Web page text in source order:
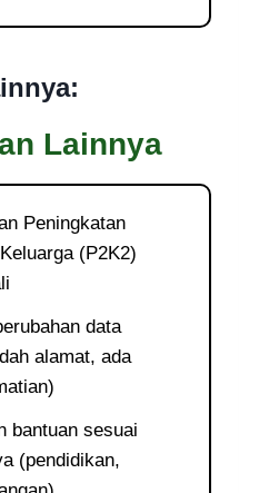
Lainnya
Peningkatan
(P2K2)
data
alamat, ada
bantuan sesuai
(pendidikan,